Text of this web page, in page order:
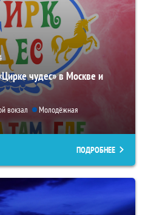
чудес» в Москве и
вокзал
Молодёжная
ПОДРОБНЕЕ